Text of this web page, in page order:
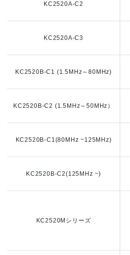
KC2520A-C2
KC2520A-C3
KC2520B-C1 (1.5MHz～80MHz)
KC2520B-C2 (1.5MHz～50MHz）
KC2520B-C1(80MHz ~125MHz)
KC2520B-C2(125MHz ~)
KC2520Mシリーズ